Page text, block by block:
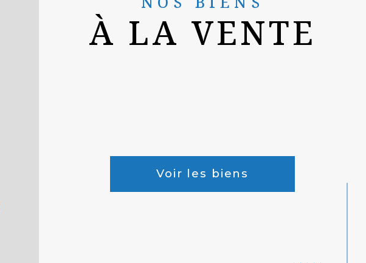
À LA VENTE
Voir les biens